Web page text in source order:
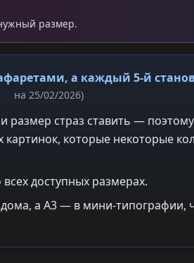
размер.
а каждый 5-й
на 25/02/2026)
размер страз ставить —
которые некоторые
доступных размерах.
дома, а A3 — в мини-